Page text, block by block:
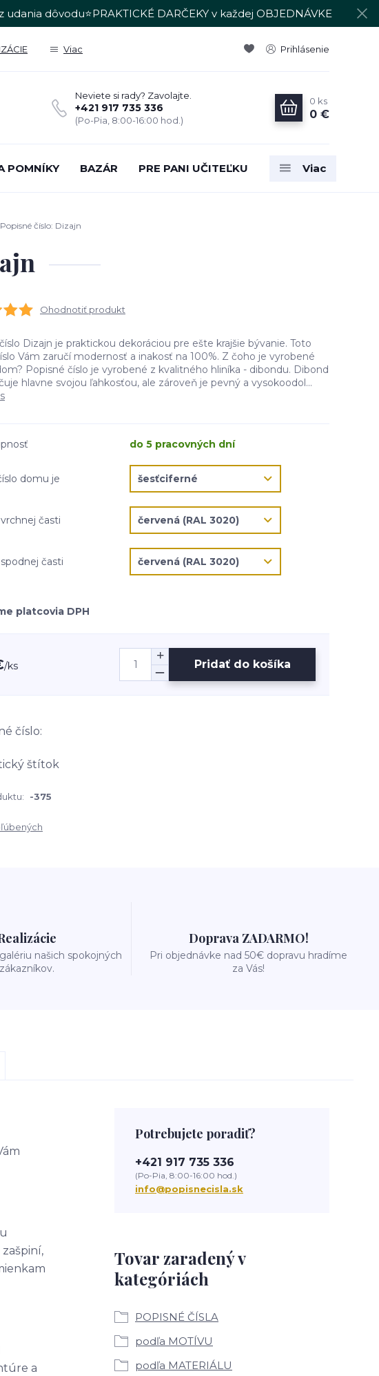
dôvodu⭐PRAKTICKÉ DARČEKY v každej OBJEDNÁVKE
Viac Prihlásenie
Neviete si rady? Zavolajte.
+421 917 735 336
(Po-Pia, 8:00-16:00 hod.)
0 ks
0 €
POMNÍKY BAZÁR PRE PANI UČITEĽKU Viac
Popisné číslo: Dizajn
Ohodnotiť produkt
Dizajn je praktickou dekoráciou pre ešte krajšie bývanie. Toto
Vám zaručí modernosť a inakosť na 100%. Z čoho je vyrobené
Popisné číslo je vyrobené z kvalitného hliníka - dibondu. Dibond
hlavne svojou ľahkosťou, ale zároveň je pevný a vysokoodol...
do 5 pracovných dní
domu je
časti
časti
platcovia DPH
/ks Pridať do košíka
-375
našich spokojných
zákazníkov.
Doprava ZADARMO!
Pri objednávke nad 50€ dopravu hradíme
za Vás!
a
Tovar zaradený v
kategóriách
POPISNÉ ČÍSLA
podľa MOTÍVU
podľa MATERIÁLU
Potrebujete poradiť?
+421 917 735 336
(Po-Pia, 8:00-16:00 hod.)
info@popisnecisla.sk